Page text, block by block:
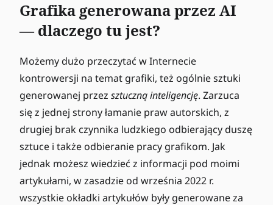
Grafika generowana przez AI
— dlaczego tu jest?
Możemy dużo przeczytać w Internecie
kontrowersji na temat grafiki, też ogólnie sztuki
generowanej przez sztuczną inteligencję. Zarzuca
się z jednej strony łamanie praw autorskich, z
drugiej brak czynnika ludzkiego odbierający duszę
sztuce i także odbieranie pracy grafikom. Jak
jednak możesz wiedzieć z informacji pod moimi
artykułami, w zasadzie od września 2022 r.
wszystkie okładki artykułów były generowane za